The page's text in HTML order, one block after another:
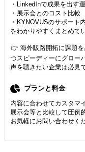
・LinkedInで成果を出す
・展示会とのコスト比較
・KYNOVUSのサポート
をわかりやすくまとめて
👉 海外販路開拓に課題
つスピーディーにグロー
声を聴きたい企業は必見
プランと料金
内容に合わせてカスタマ
展示会等と比較して圧倒
お気軽にお問い合わせく